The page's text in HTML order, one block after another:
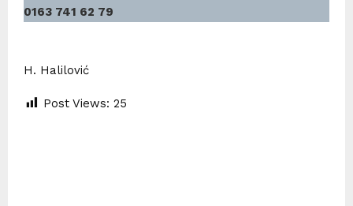
0163 741 62 79
H. Halilović
Post Views: 25